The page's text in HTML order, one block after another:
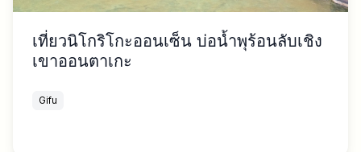
เที่ยวนิโกริโกะออนเซ็น บ่อน้ำพุร้อนลับเชิง
เขาออนตาเกะ
Gifu